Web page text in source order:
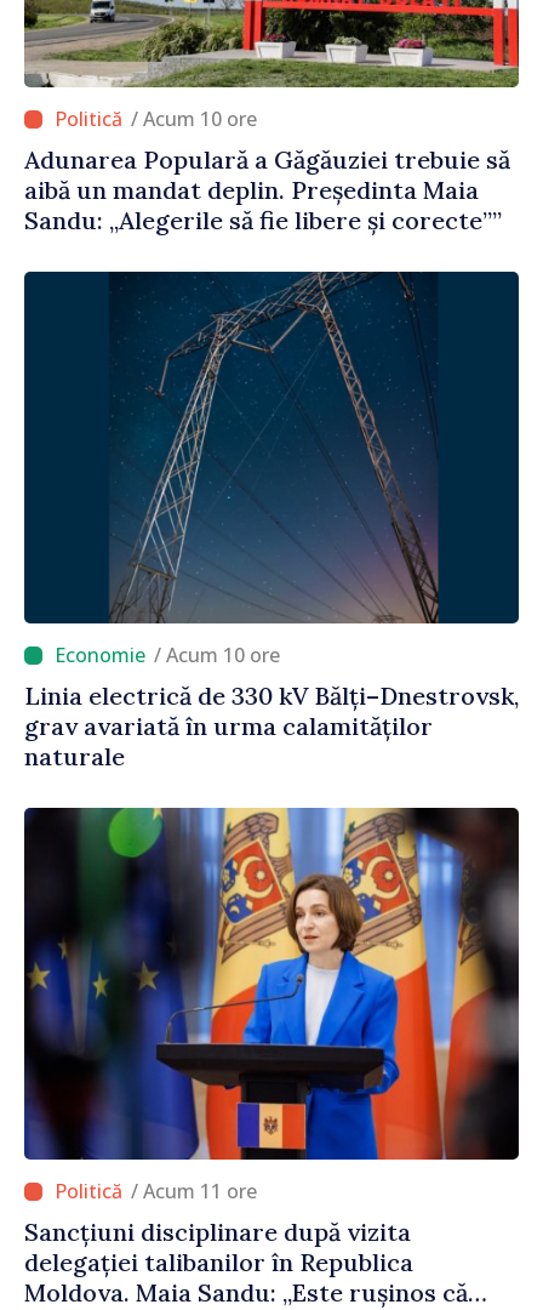
/ Acum 10 ore
Adunarea Populară a Găgăuziei trebuie să
aibă un mandat deplin. Președinta Maia
Sandu: „Alegerile să fie libere și corecte””
/ Acum 10 ore
Linia electrică de 330 kV Bălți–Dnestrovsk,
grav avariată în urma calamităților
naturale
/ Acum 11 ore
Sancțiuni disciplinare după vizita
delegației talibanilor în Republica
Moldova. Maia Sandu: „Este rușinos că